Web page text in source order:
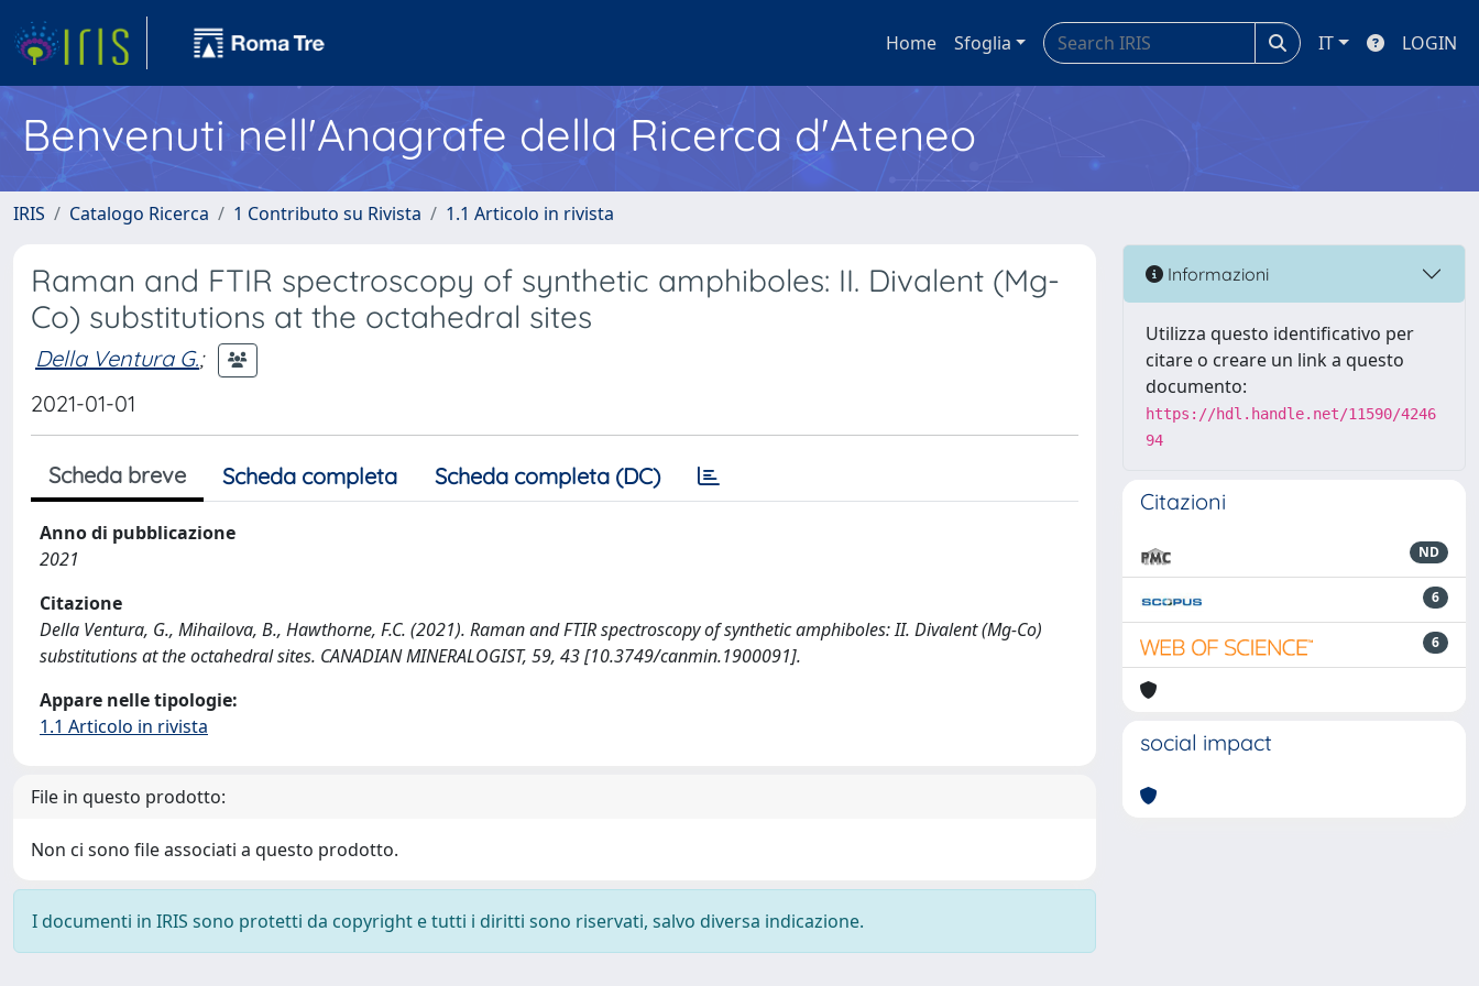
Home Sfoglia IT LOGIN
Benvenuti nell'Anagrafe della Ricerca d'Ateneo
IRIS Catalogo Ricerca 1 Contributo su Rivista 1.1 Articolo in rivista
Raman and FTIR spectroscopy of synthetic amphiboles: II. Divalent (Mg-
Co) substitutions at the octahedral sites
Della Ventura G.;
2021-01-01
Scheda breve Scheda completa Scheda completa (DC)
Anno di pubblicazione
2021
Citazione
Della Ventura, G., Mihailova, B., Hawthorne, F.C. (2021). Raman and FTIR spectroscopy of synthetic amphiboles: II. Divalent (Mg-Co)
substitutions at the octahedral sites. CANADIAN MINERALOGIST, 59, 43 [10.3749/canmin.1900091].
Appare nelle tipologie:
1.1 Articolo in rivista
File in questo prodotto:
Non ci sono file associati a questo prodotto.
I documenti in IRIS sono protetti da copyright e tutti i diritti sono riservati, salvo diversa indicazione.
Informazioni
Utilizza questo identificativo per
citare o creare un link a questo
documento:
https://hdl.handle.net/11590/4246
94
Citazioni
ND
6
6
social impact